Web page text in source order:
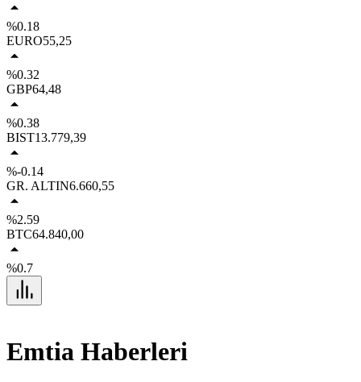
%0.18
EURO55,25
%0.32
GBP64,48
%0.38
BIST13.779,39
%-0.14
GR. ALTIN6.660,55
%2.59
BTC64.840,00
%0.7
Emtia Haberleri